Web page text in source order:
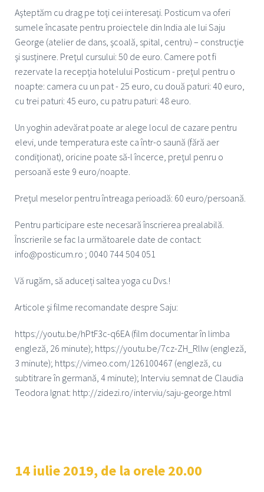
Aşteptăm cu drag pe toţi cei interesaţi. Posticum va oferi
sumele încasate pentru proiectele din India ale lui Saju
George (atelier de dans, şcoală, spital, centru) – construcţie
şi susţinere. Preţul cursului: 50 de euro. Camere pot fi
rezervate la recepţia hotelului Posticum - preţul pentru o
noapte: camera cu un pat - 25 euro, cu două paturi: 40 euro,
cu trei paturi: 45 euro, cu patru paturi: 48 euro.
Un yoghin adevărat poate ar alege locul de cazare pentru
elevi, unde temperatura este ca într-o saună (fără aer
condiţionat), oricine poate să-l încerce, preţul penru o
persoană este 9 euro/noapte.
Preţul meselor pentru întreaga perioadă: 60 euro/persoană.
Pentru participare este necesară înscrierea prealabilă.
Înscrierile se fac la următoarele date de contact:
info@posticum.ro ; 0040 744 504 051
Vă rugăm, să aduceți saltea yoga cu Dvs.!
Articole şi filme recomandate despre Saju:
https://youtu.be/hPtF3c-q6EA (film documentar în limba
engleză, 26 minute); https://youtu.be/7cz-ZH_RlIw (engleză,
3 minute); https://vimeo.com/126100467 (engleză, cu
subtitrare în germană, 4 minute); Interviu semnat de Claudia
Teodora Ignat: http://zidezi.ro/interviu/saju-george.html
14 iulie 2019, de la orele 20.00